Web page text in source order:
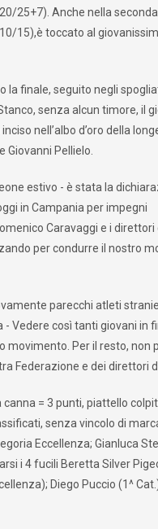
25+7). Anche nella seconda
15),è toccato al
la finale, seguito negli
senza alcun timore, il
nell’albo d’oro della
Pellielo.
estivo - è stata la
in Campania per impegni
Caravaggi e i direttori
per condurre il nostro
parecchi atleti
Vedere così tanti giovani in
movimento. Per il resto, non
Federazione e dei direttori
= 3 punti, piattello
senza vincolo di
Eccellenza; Gianluca
i 4 fucili Beretta Silver
Diego Puccio (1^